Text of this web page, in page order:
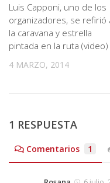
Luis Capponi, uno de los
organizadores, se refirió
la caravana y estrella
pintada en la ruta (video)
4 MARZO, 2014
1 RESPUESTA
Comentarios 1